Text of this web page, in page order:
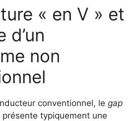
« en V » et
d’un
non
conventionnel, le gap
typiquement une